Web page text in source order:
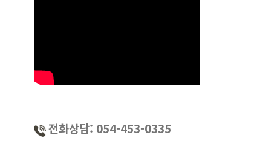
전화상담: 054-453-0335